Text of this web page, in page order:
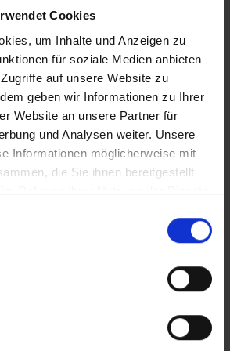
Cookies
um Inhalte und Anzeigen zu
für soziale Medien anbieten
auf unsere Website zu
geben wir Informationen zu Ihrer
Website an unsere Partner für
und Analysen weiter. Unsere
Informationen möglicherweise mit
die Sie ihnen bereitgestellt
Rahmen Ihrer Nutzung der Dienste
stellt oder die Buchung nicht
Ihre Buchung relevant ist! Es ist
nicht alle Veranstalter
ausweisen oder es entscheidende
beschriebenen Leistungen gibt. Aug.
Hinweise
Sie, dass in Griechenland seit
eine Touristensteuer erhoben
Abgabe zur Klimaresilienz.
(Landeskategorie) des Hotels